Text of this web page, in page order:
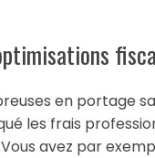
en portage
les frais
avez par